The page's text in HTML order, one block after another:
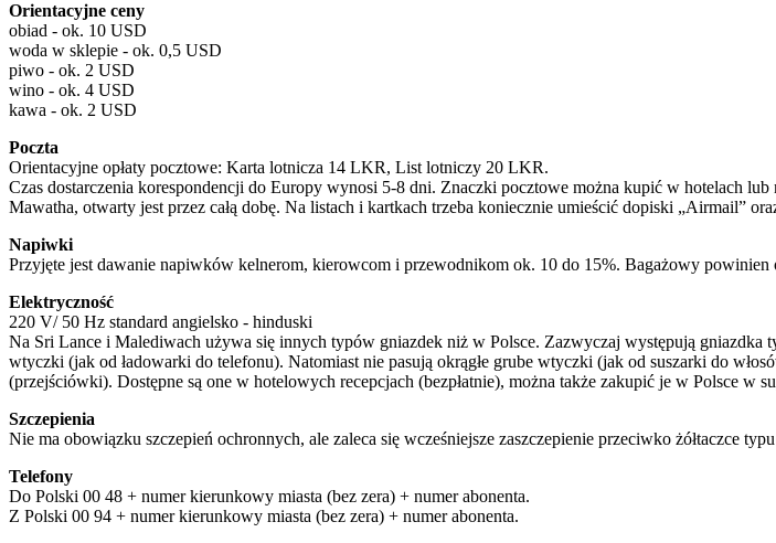
Orientacyjne ceny
obiad - ok. 10 USD
woda w sklepie - ok. 0,5 USD
piwo - ok. 2 USD
wino - ok. 4 USD
kawa - ok. 2 USD
Poczta
Orientacyjne opłaty pocztowe: Karta lotnicza 14 LKR, List lotniczy 20 LKR.
Czas dostarczenia korespondencji do Europy wynosi 5-8 dni. Znaczki pocztowe można kupić w hotelach
Mawatha, otwarty jest przez całą dobę. Na listach i kartkach trzeba koniecznie umieścić dopiski „Airmail”
Napiwki
Przyjęte jest dawanie napiwków kelnerom, kierowcom i przewodnikom ok. 10 do 15%. Bagażowy
Elektryczność
220 V/ 50 Hz standard angielsko - hinduski
Na Sri Lance i Malediwach używa się innych typów gniazdek niż w Polsce. Zazwyczaj występują
wtyczki (jak od ładowarki do telefonu). Natomiast nie pasują okrągłe grube wtyczki (jak od suszarki do
(przejściówki). Dostępne są one w hotelowych recepcjach (bezpłatnie), można także zakupić je w Polsce w
Szczepienia
Nie ma obowiązku szczepień ochronnych, ale zaleca się wcześniejsze zaszczepienie przeciwko żółtaczce
Telefony
Do Polski 00 48 + numer kierunkowy miasta (bez zera) + numer abonenta.
Z Polski 00 94 + numer kierunkowy miasta (bez zera) + numer abonenta.